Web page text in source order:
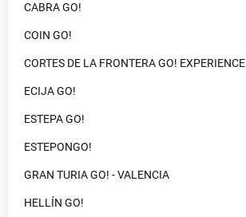
CABRA GO!
COIN GO!
CORTES DE LA FRONTERA GO! EXPERIENCE
ECIJA GO!
ESTEPA GO!
ESTEPONGO!
GRAN TURIA GO! - VALENCIA
HELLÍN GO!